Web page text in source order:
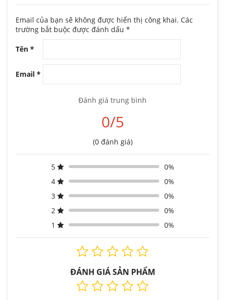
Email của bạn sẽ không được hiển thị công khai. Các
trường bắt buộc được đánh dấu *
Tên *
Email *
Đánh giá trung bình
0/5
(0 đánh giá)
5
0%
4
0%
3
0%
2
0%
1
0%
ĐÁNH GIÁ SẢN PHẨM